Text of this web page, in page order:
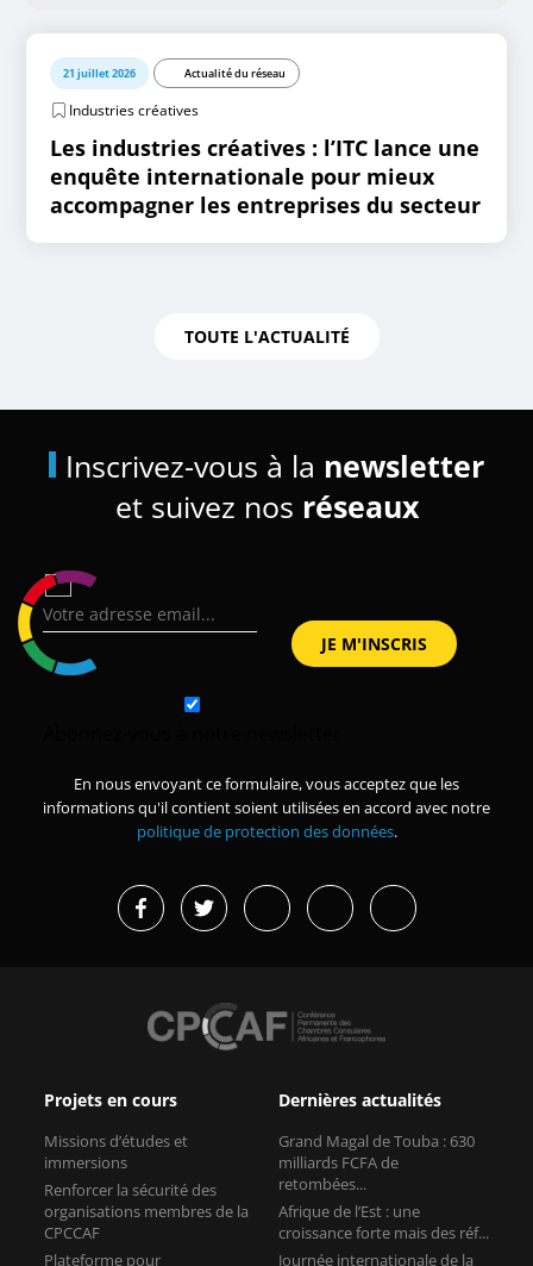
21 juillet 2026 Actualité du réseau
Industries créatives
Les industries créatives : l’ITC lance une
enquête internationale pour mieux
accompagner les entreprises du secteur
TOUTE L'ACTUALITÉ
Inscrivez-vous à la newsletter
et suivez nos réseaux
En nous envoyant ce formulaire, vous acceptez que les
informations qu'il contient soient utilisées en accord avec notre
politique de protection des données.
Projets en cours
Missions d’études et
immersions
Renforcer la sécurité des
organisations membres de la
CPCCAF
Plateforme pour
Dernières actualités
Grand Magal de Touba : 630
milliards FCFA de
retombées...
Afrique de l’Est : une
croissance forte mais des réf...
Journée internationale de la